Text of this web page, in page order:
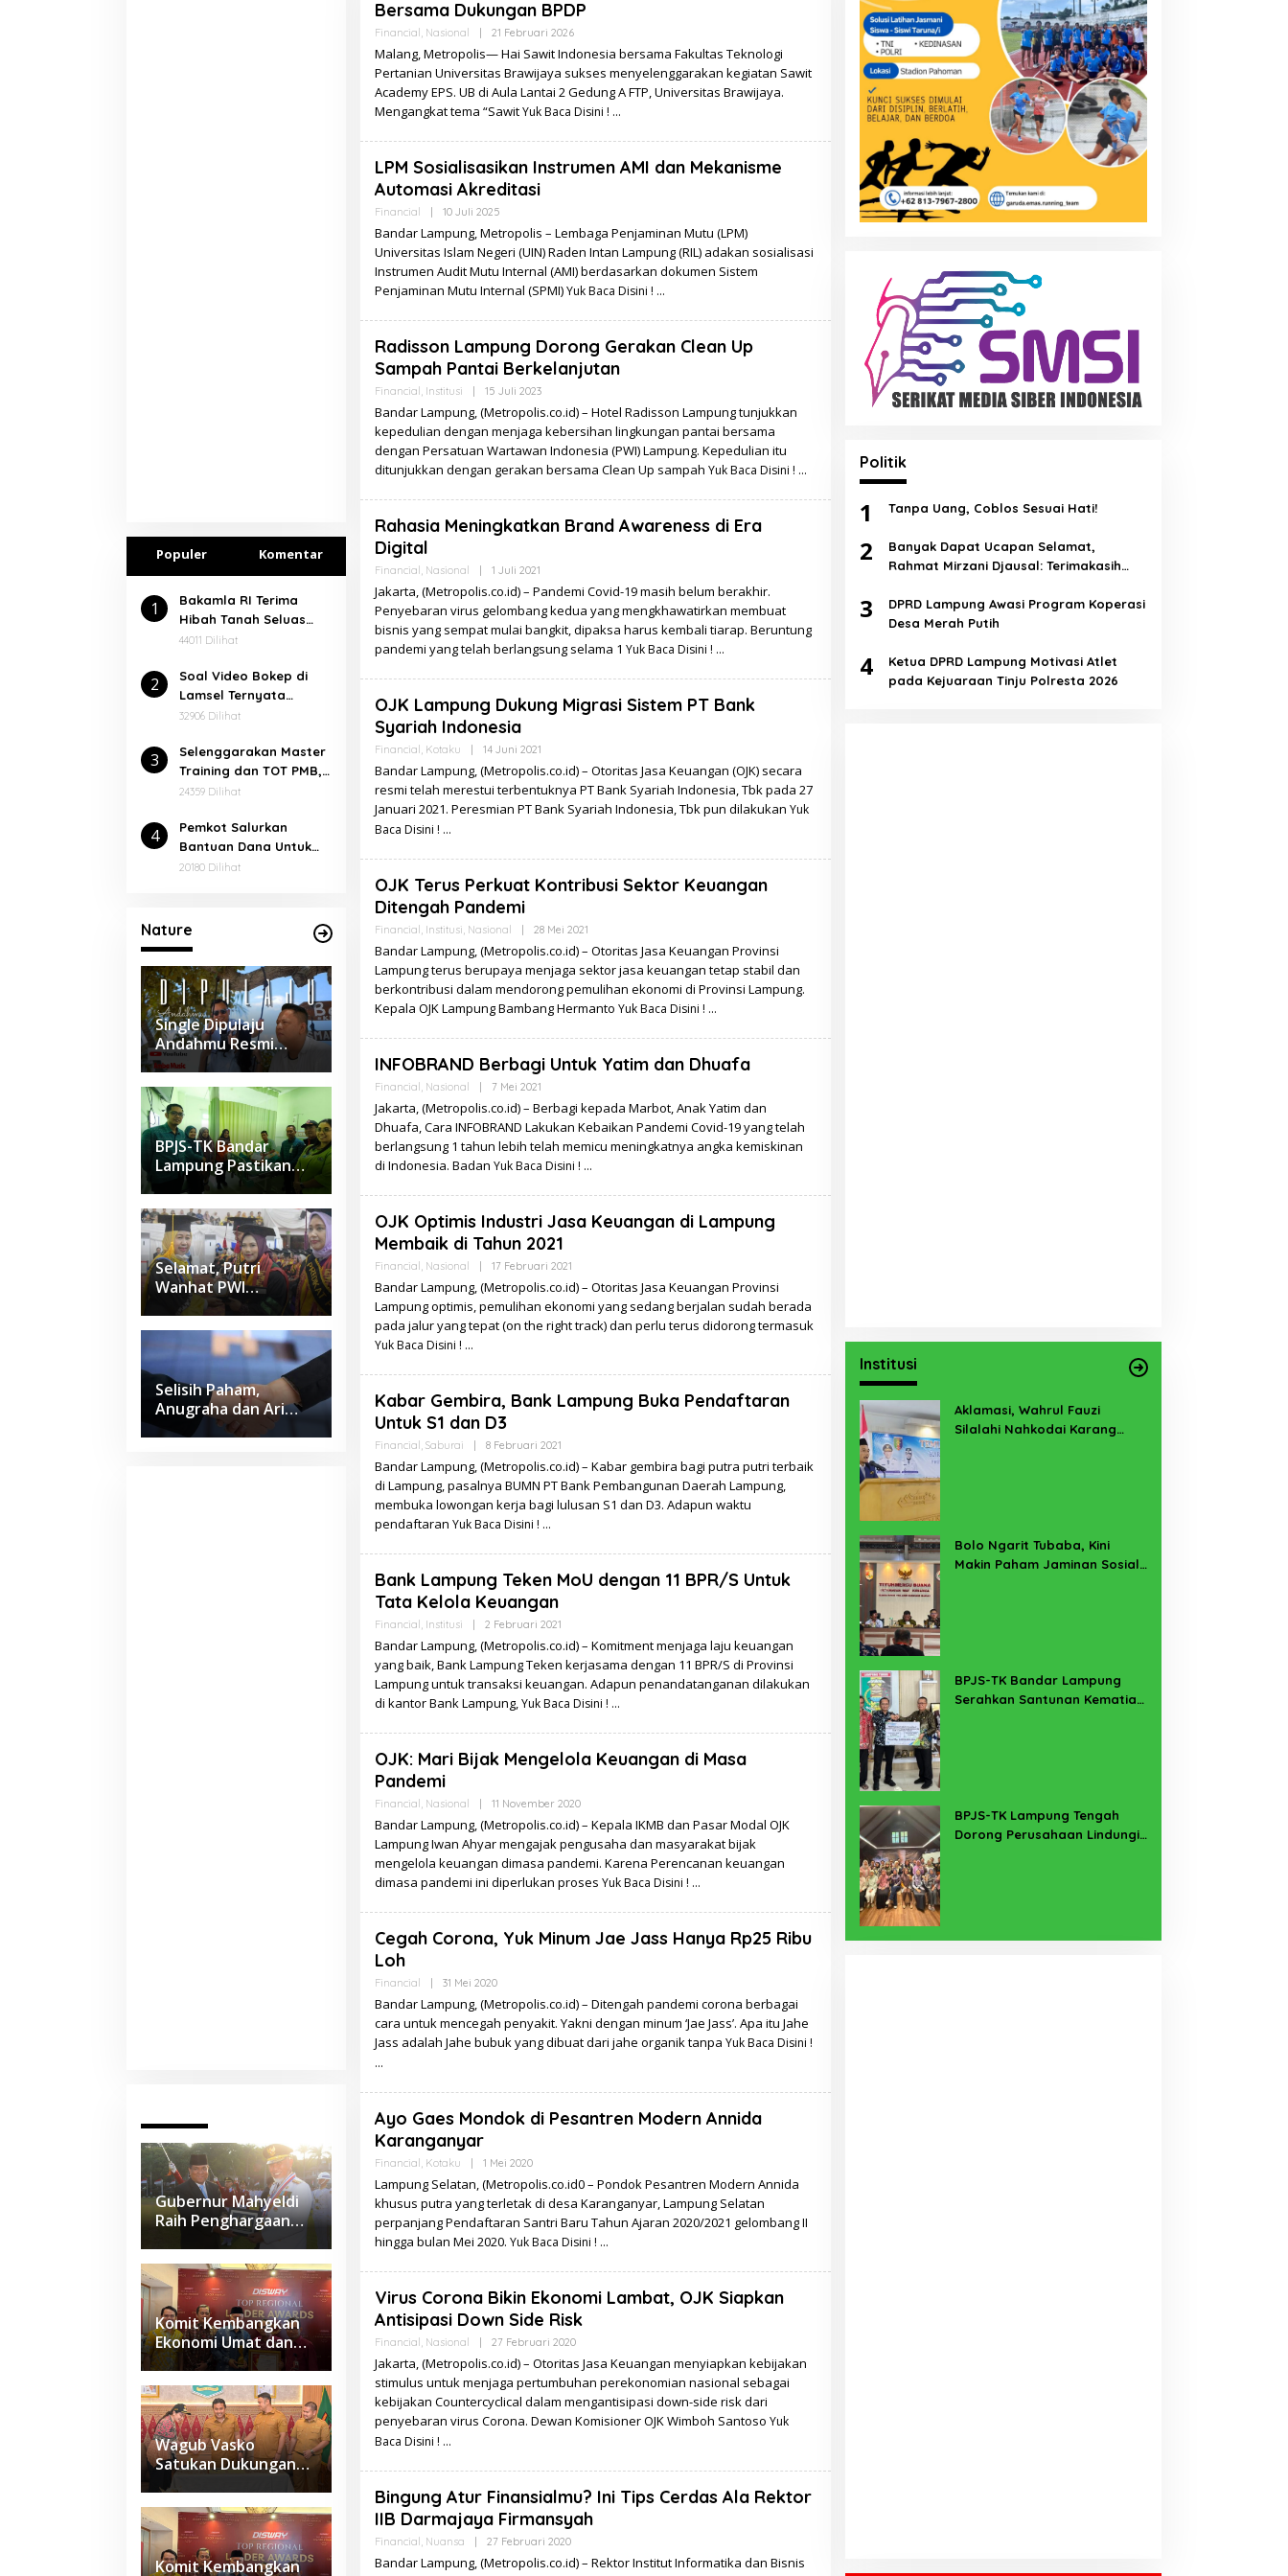
Populer Komentar
1
Bakamla RI Terima
Hibah Tanah Seluas
7.000 Meter² Dari
Selatan
44011 Dilihat
2
Soal Video Bokep di
Lamsel Ternyata
Dalangnya Seorang
32906 Dilihat
3
⁠Selenggarakan Master
Training dan TOT PMB,
Rektor Ucapkan
Balitbang dan Diklat
Kemenag RI
24359 Dilihat
4
Pemkot Salurkan
Bantuan Dana Untuk
Ponpes di Bandar
20180 Dilihat
Nature
Single Dipulaju
Andahmu Resmi
dirilis Bangkitkan
Gairah musik
Lampung
BPJS-TK Bandar
Lampung Pastikan
Penanganan Medis
Petugas BPBD
Maksimal
Selamat, Putri
Wanhat PWI
Lampung Jadi Lulusan
Terbaik Kedokteran
Unila dengan IPK 4
Selisih Paham,
Anugraha dan Ari
Wahyu Sepakat Pilih
Gubernur Mahyeldi
Raih Penghargaan
Kartika Pamong Praja
Madya dari IPDN
Komit Kembangkan
Ekonomi Umat dan
Budaya Halal di
Sumbar, Gubernur
Mahyeldi Raih
Penghargaan
Nasional
Wagub Vasko
Satukan Dukungan
Daerah, Sumbar
Siapkan Usulan
Kawasan
Sawahlunto–
Sijunjung–
Komit Kembangkan
Bersama Dukungan BPDP
Financial Nasional | 21 Februari 2026Oleh
Malang, Metropolis— Hai Sawit Indonesia bersama Fakultas Teknologi
Pertanian Universitas Brawijaya sukses menyelenggarakan kegiatan Sawit
Academy EPS. UB di Aula Lantai 2 Gedung A FTP, Universitas Brawijaya.
Mengangkat tema “SawitYuk Baca Disini !
LPM Sosialisasikan Instrumen AMI dan Mekanisme
Automasi Akreditasi
Financial | 10 Juli 2025Oleh
Bandar Lampung, Metropolis – Lembaga Penjaminan Mutu (LPM)
Universitas Islam Negeri (UIN) Raden Intan Lampung (RIL) adakan sosialisasi
Instrumen Audit Mutu Internal (AMI) berdasarkan dokumen Sistem
Penjaminan Mutu Internal (SPMI)Yuk Baca Disini !
Radisson Lampung Dorong Gerakan Clean Up
Sampah Pantai Berkelanjutan
Financial Institusi | 15 Juli 2023Oleh
Bandar Lampung, (Metropolis.co.id) – Hotel Radisson Lampung tunjukkan
kepedulian dengan menjaga kebersihan lingkungan pantai bersama
dengan Persatuan Wartawan Indonesia (PWI) Lampung. Kepedulian itu
ditunjukkan dengan gerakan bersama Clean Up sampah Yuk Baca Disini !
Rahasia Meningkatkan Brand Awareness di Era
Digital
Financial Nasional | 1 Juli 2021Oleh
Jakarta, (Metropolis.co.id) – Pandemi Covid-19 masih belum berakhir.
Penyebaran virus gelombang kedua yang mengkhawatirkan membuat
bisnis yang sempat mulai bangkit, dipaksa harus kembali tiarap. Beruntung
pandemi yang telah berlangsung selama 1 Yuk Baca Disini !
OJK Lampung Dukung Migrasi Sistem PT Bank
Syariah Indonesia
Financial Kotaku | 14 Juni 2021Oleh
Bandar Lampung, (Metropolis.co.id) – Otoritas Jasa Keuangan (OJK) secara
resmi telah merestui terbentuknya PT Bank Syariah Indonesia, Tbk pada 27
Januari 2021. Peresmian PT Bank Syariah Indonesia, Tbk pun dilakukan Yuk
Baca Disini !
OJK Terus Perkuat Kontribusi Sektor Keuangan
Ditengah Pandemi
Financial Institusi Nasional | 28 Mei 2021Oleh
Bandar Lampung, (Metropolis.co.id) – Otoritas Jasa Keuangan Provinsi
Lampung terus berupaya menjaga sektor jasa keuangan tetap stabil dan
berkontribusi dalam mendorong pemulihan ekonomi di Provinsi Lampung.
Kepala OJK Lampung Bambang Hermanto Yuk Baca Disini !
INFOBRAND Berbagi Untuk Yatim dan Dhuafa
Financial Nasional | 7 Mei 2021Oleh
Jakarta, (Metropolis.co.id) – Berbagi kepada Marbot, Anak Yatim dan
Dhuafa, Cara INFOBRAND Lakukan Kebaikan Pandemi Covid-19 yang telah
berlangsung 1 tahun lebih telah memicu meningkatnya angka kemiskinan
di Indonesia. Badan Yuk Baca Disini !
OJK Optimis Industri Jasa Keuangan di Lampung
Membaik di Tahun 2021
Financial Nasional | 17 Februari 2021Oleh
Bandar Lampung, (Metropolis.co.id) – Otoritas Jasa Keuangan Provinsi
Lampung optimis, pemulihan ekonomi yang sedang berjalan sudah berada
pada jalur yang tepat (on the right track) dan perlu terus didorong termasuk
Yuk Baca Disini !
Kabar Gembira, Bank Lampung Buka Pendaftaran
Untuk S1 dan D3
Financial Saburai | 8 Februari 2021Oleh
Bandar Lampung, (Metropolis.co.id) – Kabar gembira bagi putra putri terbaik
di Lampung, pasalnya BUMN PT Bank Pembangunan Daerah Lampung,
membuka lowongan kerja bagi lulusan S1 dan D3. Adapun waktu
pendaftaran Yuk Baca Disini !
Bank Lampung Teken MoU dengan 11 BPR/S Untuk
Tata Kelola Keuangan
Financial Institusi | 2 Februari 2021Oleh
Bandar Lampung, (Metropolis.co.id) – Komitment menjaga laju keuangan
yang baik, Bank Lampung Teken kerjasama dengan 11 BPR/S di Provinsi
Lampung untuk transaksi keuangan. Adapun penandatanganan dilakukan
di kantor Bank Lampung, Yuk Baca Disini !
OJK: Mari Bijak Mengelola Keuangan di Masa
Pandemi
Financial Nasional | 11 November 2020Oleh
Bandar Lampung, (Metropolis.co.id) – Kepala IKMB dan Pasar Modal OJK
Lampung Iwan Ahyar mengajak pengusaha dan masyarakat bijak
mengelola keuangan dimasa pandemi. Karena Perencanan keuangan
dimasa pandemi ini diperlukan proses Yuk Baca Disini !
Cegah Corona, Yuk Minum Jae Jass Hanya Rp25 Ribu
Loh
Financial | 31 Mei 2020Oleh
Bandar Lampung, (Metropolis.co.id) – Ditengah pandemi corona berbagai
cara untuk mencegah penyakit. Yakni dengan minum ‘Jae Jass’. Apa itu Jahe
Jass adalah Jahe bubuk yang dibuat dari jahe organik tanpa Yuk Baca Disini !
Ayo Gaes Mondok di Pesantren Modern Annida
Karanganyar
Financial Kotaku | 1 Mei 2020Oleh
Lampung Selatan, (Metropolis.co.id0 – Pondok Pesantren Modern Annida
khusus putra yang terletak di desa Karanganyar, Lampung Selatan
perpanjang Pendaftaran Santri Baru Tahun Ajaran 2020/2021 gelombang II
hingga bulan Mei 2020. Yuk Baca Disini !
Virus Corona Bikin Ekonomi Lambat, OJK Siapkan
Antisipasi Down Side Risk
Financial Nasional | 27 Februari 2020Oleh
Jakarta, (Metropolis.co.id) – Otoritas Jasa Keuangan menyiapkan kebijakan
stimulus untuk menjaga pertumbuhan perekonomian nasional sebagai
kebijakan Countercyclical dalam mengantisipasi down-side risk dari
penyebaran virus Corona. Dewan Komisioner OJK Wimboh Santoso Yuk
Baca Disini !
Bingung Atur Finansialmu? Ini Tips Cerdas Ala Rektor
IIB Darmajaya Firmansyah
Financial Nuansa | 27 Februari 2020Oleh
Bandar Lampung, (Metropolis.co.id) – Rektor Institut Informatika dan Bisnis
Politik
1 Tanpa Uang, Coblos Sesuai Hati!
2
Banyak Dapat Ucapan Selamat,
Rahmat Mirzani Djausal: Terimakasih
3
DPRD Lampung Awasi Program Koperasi
Desa Merah Putih
4
Ketua DPRD Lampung Motivasi Atlet
pada Kejuaraan Tinju Polresta 2026
Institusi
Aklamasi, Wahrul Fauzi
Silalahi Nahkodai Karang
Bolo Ngarit Tubaba, Kini
Makin Paham Jaminan Sosial
BPJS-TK Bandar Lampung
Serahkan Santunan Kematian
BPJS-TK Lampung Tengah
Dorong Perusahaan Lindungi